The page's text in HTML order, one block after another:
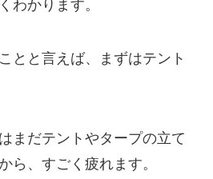
わかります。
とと言えば、まずはテント
まだテントやタープの立て
ら、すごく疲れます。